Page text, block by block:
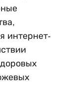
интернет-